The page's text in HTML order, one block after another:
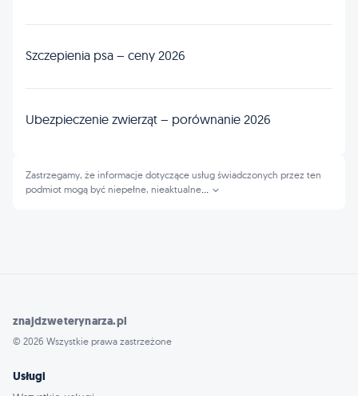
Szczepienia psa – ceny 2026
Ubezpieczenie zwierząt – porównanie 2026
Zastrzegamy, że informacje dotyczące usług świadczonych przez ten
podmiot mogą być niepełne, nieaktualne
znajdzweterynarza.pl
© 2026 Wszystkie prawa zastrzeżone
Usługi